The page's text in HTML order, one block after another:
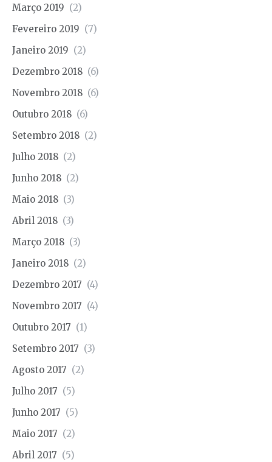
Março 2019 (2)
Fevereiro 2019 (7)
Janeiro 2019 (2)
Dezembro 2018 (6)
Novembro 2018 (6)
Outubro 2018 (6)
Setembro 2018 (2)
Julho 2018 (2)
Junho 2018 (2)
Maio 2018 (3)
Abril 2018 (3)
Março 2018 (3)
Janeiro 2018 (2)
Dezembro 2017 (4)
Novembro 2017 (4)
Outubro 2017 (1)
Setembro 2017 (3)
Agosto 2017 (2)
Julho 2017 (5)
Junho 2017 (5)
Maio 2017 (2)
Abril 2017 (5)